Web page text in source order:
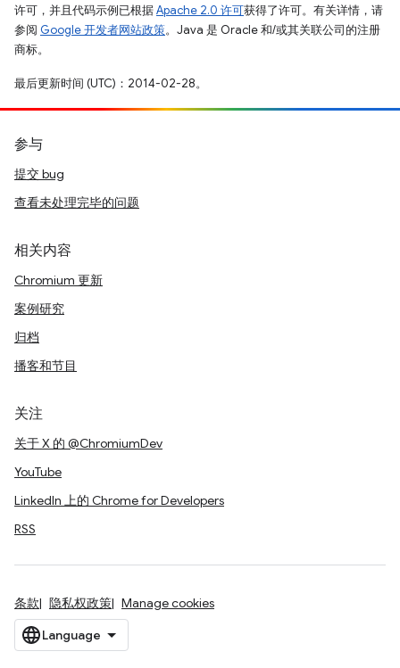
许可，并且代码示例已根据Apache 2.0 许可获得了许可。有关详情，请
参阅 Google 开发者网站政策。Java 是 Oracle 和/或其关联公司的注册
商标。
最后更新时间 (UTC)：2014-02-28。
参与
提交 bug
查看未处理完毕的问题
相关内容
Chromium 更新
案例研究
归档
播客和节目
关注
关于 X 的 @ChromiumDev
YouTube
LinkedIn 上的 Chrome for Developers
RSS
条款 隐私权政策 Manage cookies